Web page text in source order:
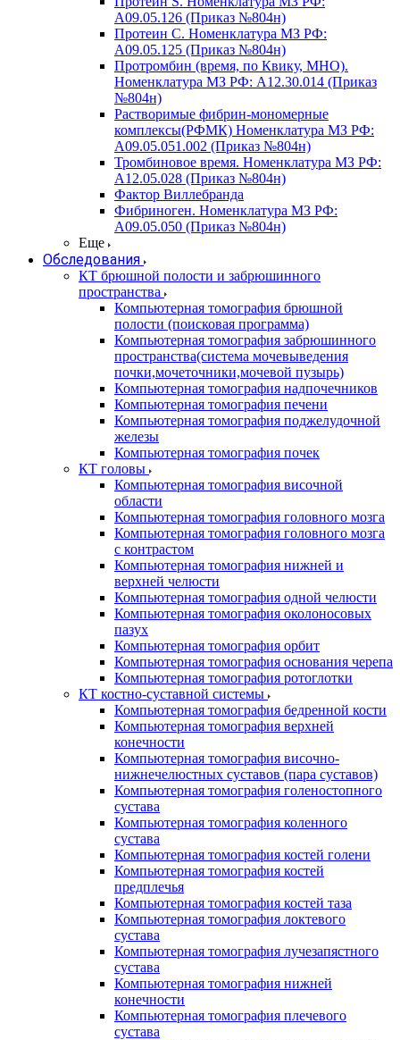
A09.05.126 (Приказ №804н)
Протеин С. Номенклатура МЗ РФ:
A09.05.125 (Приказ №804н)
Протромбин (время, по Квику, МНО).
Номенклатура МЗ РФ: A12.30.014 (Приказ
№804н)
Растворимые фибрин-мономерные
комплексы(РФМК) Номенклатура МЗ РФ:
A09.05.051.002 (Приказ №804н)
Тромбиновое время. Номенклатура МЗ РФ:
A12.05.028 (Приказ №804н)
Фактор Виллебранда
Фибриноген. Номенклатура МЗ РФ:
A09.05.050 (Приказ №804н)
Еще
Обследования
КТ брюшной полости и забрюшинного
пространства
Компьютерная томография брюшной
полости (поисковая программа)
Компьютерная томография забрюшинного
пространства(система мочевыведения
почки,мочеточники,мочевой пузырь)
Компьютерная томография надпочечников
Компьютерная томография печени
Компьютерная томография поджелудочной
железы
Компьютерная томография почек
КТ головы
Компьютерная томография височной
области
Компьютерная томография головного мозга
Компьютерная томография головного мозга
с контрастом
Компьютерная томография нижней и
верхней челюсти
Компьютерная томография одной челюсти
Компьютерная томография околоносовых
пазух
Компьютерная томография орбит
Компьютерная томография основания черепа
Компьютерная томография ротоглотки
КТ костно-суставной системы
Компьютерная томография бедренной кости
Компьютерная томография верхней
конечности
Компьютерная томография височно-
нижнечелюстных суставов (пара суставов)
Компьютерная томография голеностопного
сустава
Компьютерная томография коленного
сустава
Компьютерная томография костей голени
Компьютерная томография костей
предплечья
Компьютерная томография костей таза
Компьютерная томография локтевого
сустава
Компьютерная томография лучезапястного
сустава
Компьютерная томография нижней
конечности
Компьютерная томография плечевого
сустава